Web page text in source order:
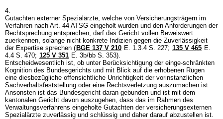
4.
Gutachten externer Spezialärzte, welche von Versicherungsträgern im
Verfahren nach Art. 44 ATSG eingeholt wurden und den Anforderungen der
Rechtsprechung entsprechen, darf das Gericht vollen Beweiswert
zuerkennen, solange nicht konkrete Indizien gegen die Zuverlässigkeit
der Expertise sprechen ( BGE 137 V 210 E. 1.3.4 S. 227; 135 V 465 E.
4.4 S. 470; 125 V 351 E. 3b/bb S. 353).
Entscheidwesentlich ist, ob unter Berücksichtigung der einge-schränkten
Kognition des Bundesgerichts und mit Blick auf die erhobenen Rügen
eine diesbezügliche offensichtliche Unrichtigkeit der vorinstanzlichen
Sachverhaltsfeststellung oder eine Rechtsverletzung auszumachen ist.
Ansonsten ist das Bundesgericht daran gebunden und ist mit dem
kantonalen Gericht davon auszugehen, dass das im Rahmen des
Verwaltungsverfahrens eingeholte Gutachten der versicherungsexternen
Spezialärzte zuverlässig und schlüssig und daher darauf abzustellen ist.